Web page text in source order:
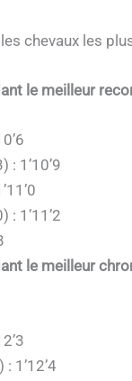
chevaux les
le meilleur
: 1’10’9
: 1’11’2
le meilleur
1’12’4